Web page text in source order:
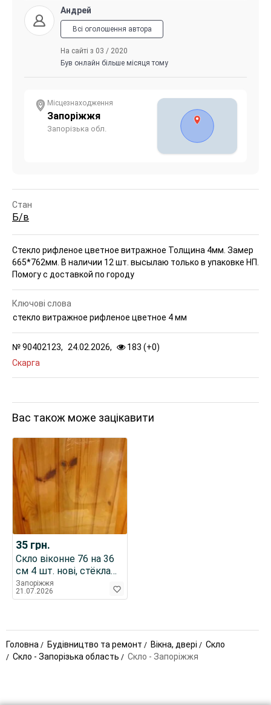
Андрей
Всі оголошення автора
На сайті з 03 / 2020
Був онлайн більше місяця тому
Місцезнаходження
Запоріжжя
Запорізька обл.
Стан
Б/в
Стекло рифленое цветное витражное Толщина 4мм. Замер
665*762мм. В наличии 12 шт. высылаю только в упаковке НП.
Помогу с доставкой по городу
№90402123, 24.02.2026, 183 (+0)
Скарга
Ключові слова
стекло витражное рифленое цветное 4 мм
Вас також може зацікавити
35 грн.
Скло віконне 76 на 36
см 4 шт. нові, стёкла
оконные стекло в окно
Запоріжжя
21.07.2026
Головна Будівництво та ремонт Вікна, двері
Скло
Скло - Запорізька область
Скло - Запоріжжя